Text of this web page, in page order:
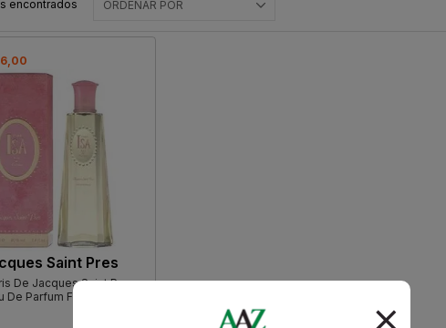
ORDENAR POR
encontrados
Saint Pres
De Jacques Saint Pres
De Parfum Feminino